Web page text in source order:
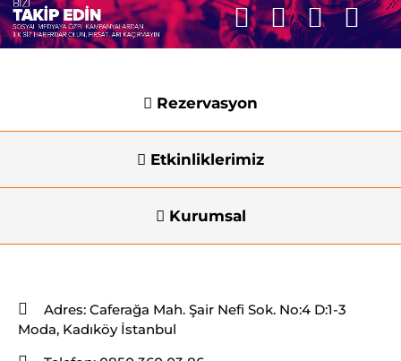
Rezervasyon
Etkinliklerimiz
Kurumsal
Adres: Caferağa Mah. Şair Nefi Sok. No:4 D:1-3
Moda, Kadıköy İstanbul